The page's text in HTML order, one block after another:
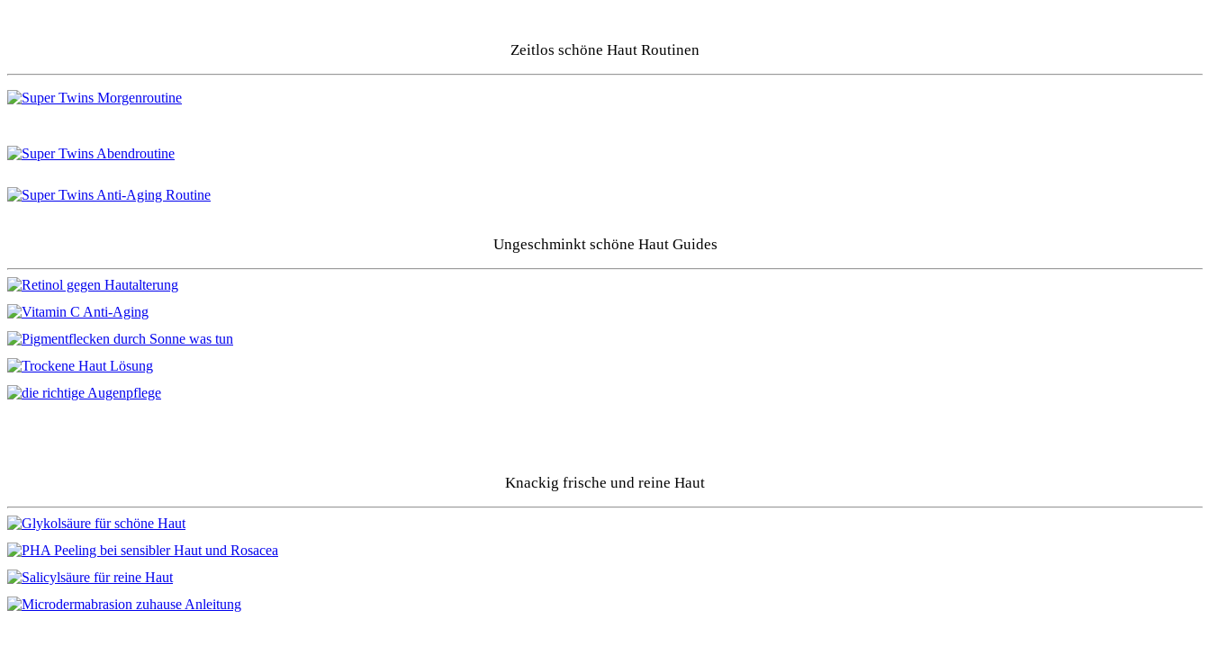
Zeitlos schöne Haut Routinen
Ungeschminkt schöne Haut Guides
Knackig frische und reine Haut